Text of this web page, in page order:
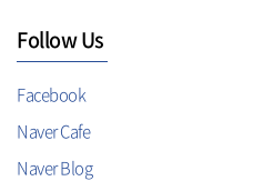
Follow Us
Facebook
Naver Cafe
Naver Blog